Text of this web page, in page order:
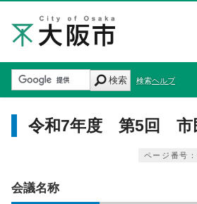
検索 検索ヘルプ
令和7年度 第5回 市
ページ番号
会議名称